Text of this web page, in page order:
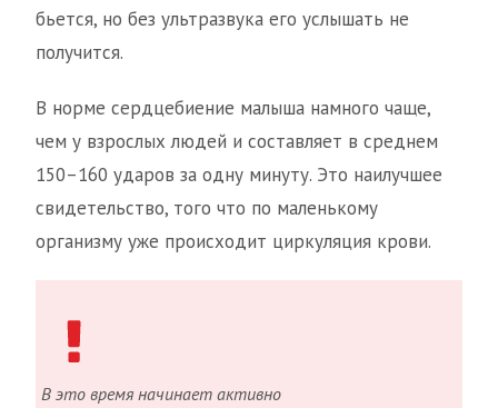
бьется, но без ультразвука его услышать не
получится.
В норме сердцебиение малыша намного чаще,
чем у взрослых людей и составляет в среднем
150–160 ударов за одну минуту. Это наилучшее
свидетельство, того что по маленькому
организму уже происходит циркуляция крови.
В это время начинает активно